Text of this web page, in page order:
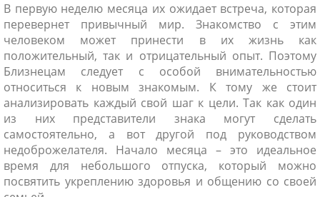
В первую неделю месяца их ожидает встреча, которая
перевернет привычный мир. Знакомство с этим
человеком может принести в их жизнь как
положительный, так и отрицательный опыт. Поэтому
Близнецам следует с особой внимательностью
относиться к новым знакомым. К тому же стоит
анализировать каждый свой шаг к цели. Так как один
из них представители знака могут сделать
самостоятельно, а вот другой под руководством
недоброжелателя. Начало месяца – это идеальное
время для небольшого отпуска, который можно
посвятить укреплению здоровья и общению со своей